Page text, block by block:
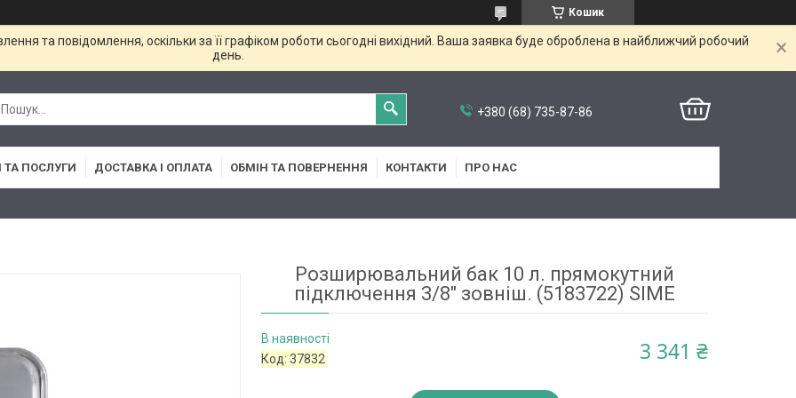
Кошик
та повідомлення, оскільки за її графіком роботи сьогодні вихідний. Ваша заявка буде оброблена в найближчий робочий
день.
+380 (68) 735-87-86
ТА ПОСЛУГИ ДОСТАВКА І ОПЛАТА ОБМІН ТА ПОВЕРНЕННЯ КОНТАКТИ ПРО НАС
Розширювальний бак 10 л. прямокутний
підключення 3/8" зовніш. (5183722) SIME
В наявності
Код:37832 3 341 ₴